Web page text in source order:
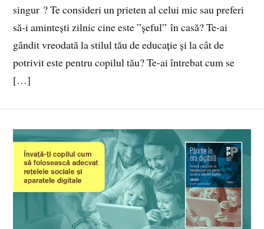
singur ? Te consideri un prieten al celui mic sau preferi
să-i amintești zilnic cine este ”șeful” în casă? Te-ai
gândit vreodată la stilul tău de educație și la cât de
potrivit este pentru copilul tău? Te-ai întrebat cum se
[…]